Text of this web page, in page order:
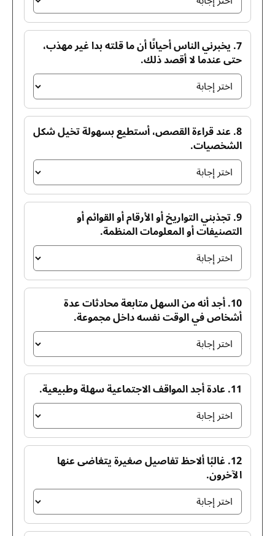
7. يخبرني الناس أحيانًا أن ما قلته بدا غير مهذب،
حتى عندما لا أقصد ذلك.
8. عند قراءة القصص، أستطيع بسهولة تخيل شكل
الشخصيات.
9. تجذبني التواريخ أو الأرقام أو القوائم أو
التصنيفات أو المعلومات المنظمة.
10. أجد أنه من السهل متابعة محادثات عدة
أشخاص في الوقت نفسه داخل مجموعة.
11. عادة أجد المواقف الاجتماعية سهلة وطبيعية.
12. غالبًا ألاحظ تفاصيل صغيرة يتغاضى عنها
الآخرون.